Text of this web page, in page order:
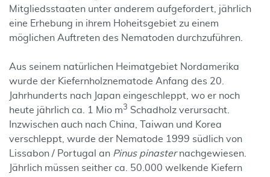
Mitgliedsstaaten unter anderem aufgefordert, jährlich
eine Erhebung in ihrem Hoheitsgebiet zu einem
möglichen Auftreten des Nematoden durchzuführen.
Aus seinem natürlichen Heimatgebiet Nordamerika
wurde der Kiefernholznematode Anfang des 20.
Jahrhunderts nach Japan eingeschleppt, wo er noch
heute jährlich ca. 1 Mio m3 Schadholz verursacht.
Inzwischen auch nach China, Taiwan und Korea
verschleppt, wurde der Nematode 1999 südlich von
Lissabon / Portugal an Pinus pinasternachgewiesen.
Jährlich müssen seither ca. 50.000 welkende Kiefern